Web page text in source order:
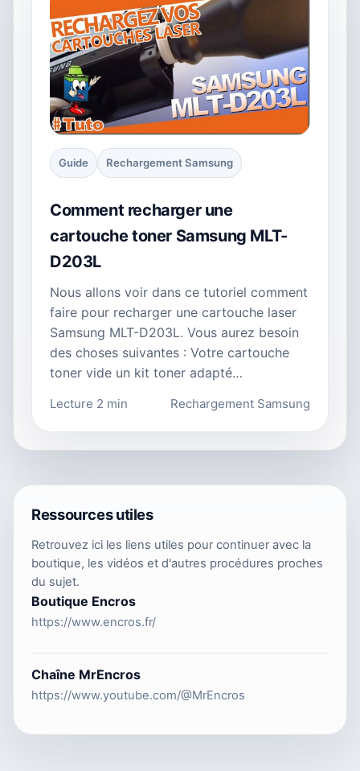
Guide Rechargement Samsung
Comment recharger une
cartouche toner Samsung MLT-
D203L
Nous allons voir dans ce tutoriel comment
faire pour recharger une cartouche laser
Samsung MLT-D203L. Vous aurez besoin
des choses suivantes : Votre cartouche
toner vide un kit toner adapté…
Lecture 2 min Rechargement Samsung
Ressources utiles
Retrouvez ici les liens utiles pour continuer avec la
boutique, les vidéos et d'autres procédures proches
du sujet.
Boutique Encros
https://www.encros.fr/
Chaîne MrEncros
https://www.youtube.com/@MrEncros